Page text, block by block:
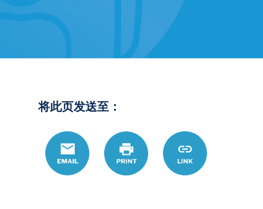
将此页发送至：
Email Print
https://
hans/
Link